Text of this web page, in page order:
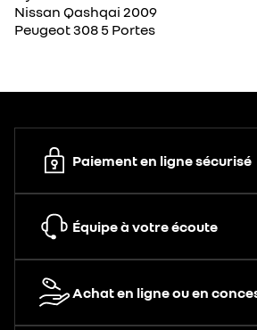
Nissan Qashqai 2009
Peugeot 308 5 Portes
Paiement en ligne sécurisé
Équipe à votre écoute
Achat en ligne ou en